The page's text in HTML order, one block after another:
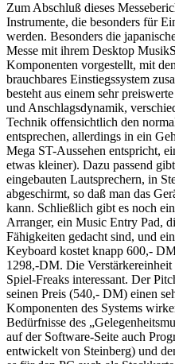
Zum Abschluß dieses
Instrumente, die besonders für
werden. Besonders die
Messe mit ihrem Desktop
Komponenten vorgestellt, mit
brauchbares Einstiegssystem
besteht aus einem sehr
und Anschlagsdynamik,
Technik offensichtlich den
entsprechen, allerdings in ein
Mega ST-Aussehen entspricht,
etwas kleiner). Dazu passend
eingebauten Lautsprechern, in
abgeschirmt, so daß man das
kann. Schließlich gibt es noch
Arranger, ein Music Entry Pad,
Fähigkeiten gedacht sind, und
Keyboard kostet knapp 600,-
1298,-DM. Die
Spiel-Freaks interessant. Der
seinen Preis (540,- DM) einen
Komponenten des Systems
Bedürfnisse des
auf der Software-Seite auch
entwickelt von Steinberg) und